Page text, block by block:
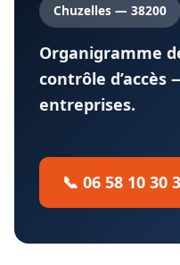
Chuzelles — 38200
Organigramme
contrôle
entreprises.
📞 06 58 10